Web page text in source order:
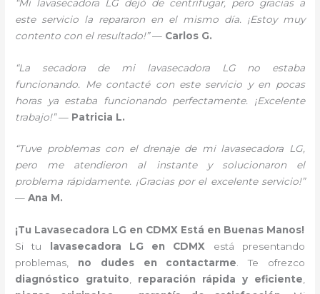
“Mi lavasecadora LG dejó de centrifugar, pero gracias a
este servicio la repararon en el mismo día. ¡Estoy muy
contento con el resultado!”— Carlos G.
“La secadora de mi lavasecadora LG no estaba
funcionando. Me contacté con este servicio y en pocas
horas ya estaba funcionando perfectamente. ¡Excelente
trabajo!”— Patricia L.
“Tuve problemas con el drenaje de mi lavasecadora LG,
pero me atendieron al instante y solucionaron el
problema rápidamente. ¡Gracias por el excelente servicio!”
—Ana M.
¡Tu Lavasecadora LG en CDMX Está en Buenas Manos!
Si tu
lavasecadora LG en CDMX está presentando
problemas, no dudes en contactarme. Te ofrezco
diagnóstico gratuito, reparación rápida y eficiente,